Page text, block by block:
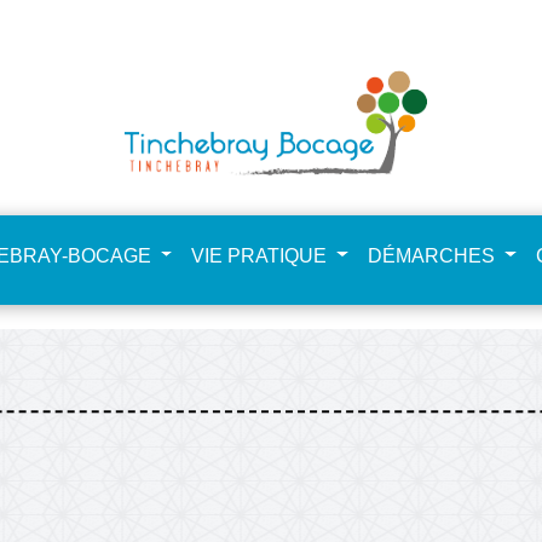
BOCAGE VIE PRATIQUE DÉMARCHES